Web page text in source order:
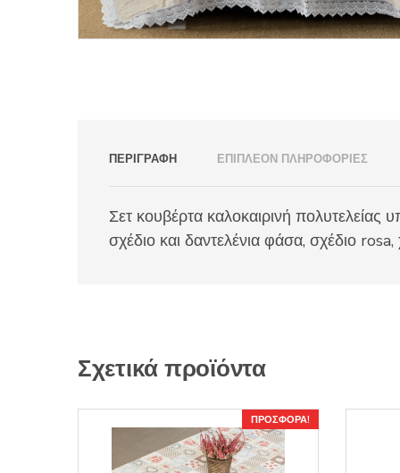
ΠΕΡΙΓΡΑΦΉ ΕΠΙΠΛΈΟΝ ΠΛΗΡΟΦΟΡΊΕΣ
Σετ κουβέρτα καλοκαιρινή
σχέδιο και δαντελένια φάσα, σχέδιο
Σχετικά προϊόντα
ΠΡΟΣΦΟΡΆ!